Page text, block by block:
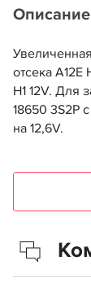
Описание
отсека A12E
H1 12V. Для
18650 3S2P
на 12,6V.